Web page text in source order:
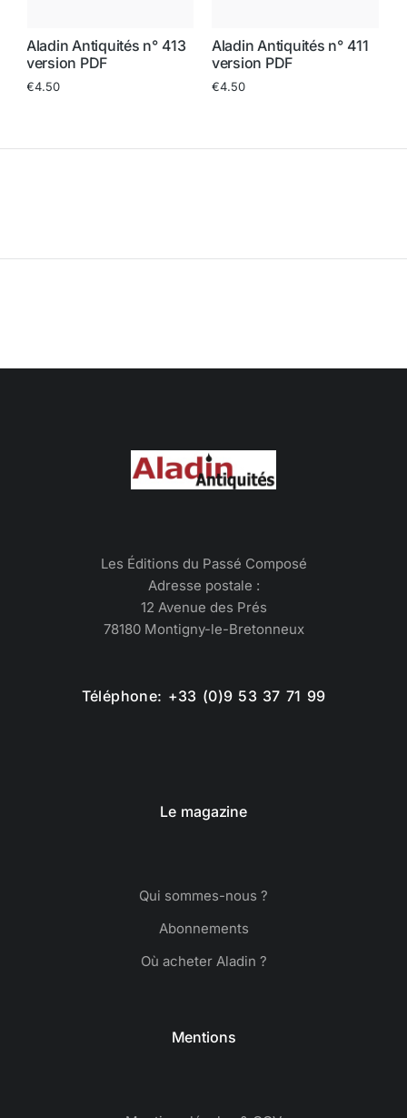
Aladin Antiquités n° 413
version PDF
€4.50
Aladin Antiquités n° 411
version PDF
€4.50
Les Éditions du Passé Composé
Adresse postale :
12 Avenue des Prés
78180 Montigny-le-Bretonneux
Téléphone: +33 (0)9 53 37 71 99
Le magazine
Qui sommes-nous ?
Abonnements
Où acheter Aladin ?
Mentions